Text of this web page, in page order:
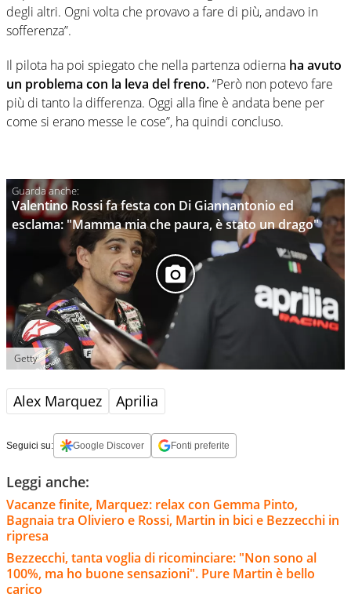
degli altri. Ogni volta che provavo a fare di più, andavo in
sofferenza”.
Il pilota ha poi spiegato che nella partenza odierna ha avuto
un problema con la leva del freno.“Però non potevo fare
più di tanto la differenza. Oggi alla fine è andata bene per
come si erano messe le cose”, ha quindi concluso.
Valentino Rossi fa festa con Di Giannantonio ed
esclama: "Mamma mia che paura, è stato un drago"
Getty
Alex Marquez Aprilia
Seguici su: Google Discover Fonti preferite
Leggi anche:
Vacanze finite, Marquez: relax con Gemma Pinto,
Bagnaia tra Oliviero e Rossi, Martin in bici e Bezzecchi in
ripresa
Bezzecchi, tanta voglia di ricominciare: "Non sono al
100%, ma ho buone sensazioni". Pure Martin è bello
carico